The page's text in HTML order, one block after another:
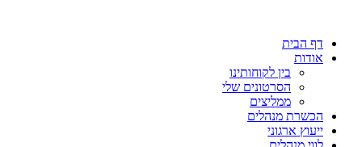
דף הבית
אודות
בין לקוחותינו
הסרטונים שלי
ממליצים
הכשרת מנהלים
ייעוץ ארגוני